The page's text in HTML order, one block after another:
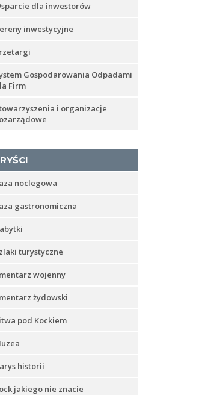
dla inwestorów
inwestycyjne
Gospodarowania Odpadami
Firm
i organizacje
noclegowa
gastronomiczna
turystyczne
wojenny
żydowski
pod Kockiem
historii
jakiego nie znacie